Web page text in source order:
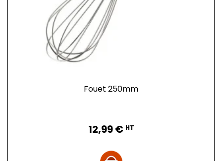
Fouet 250mm
12,99 € HT